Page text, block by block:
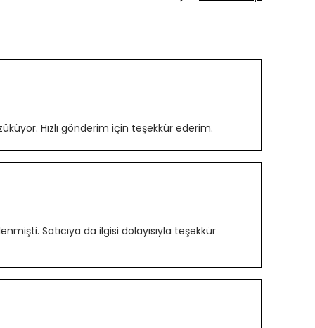
Hızlı gönderim için teşekkür ederim.
Satıcıya da ilgisi dolayısıyla teşekkür